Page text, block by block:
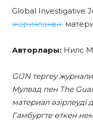
Global Investigative
жарияланған
Авторлары: Нилс
GIJN тергеу
Мулвад пен The
материал әзірлеуді
Гамбургте өткен